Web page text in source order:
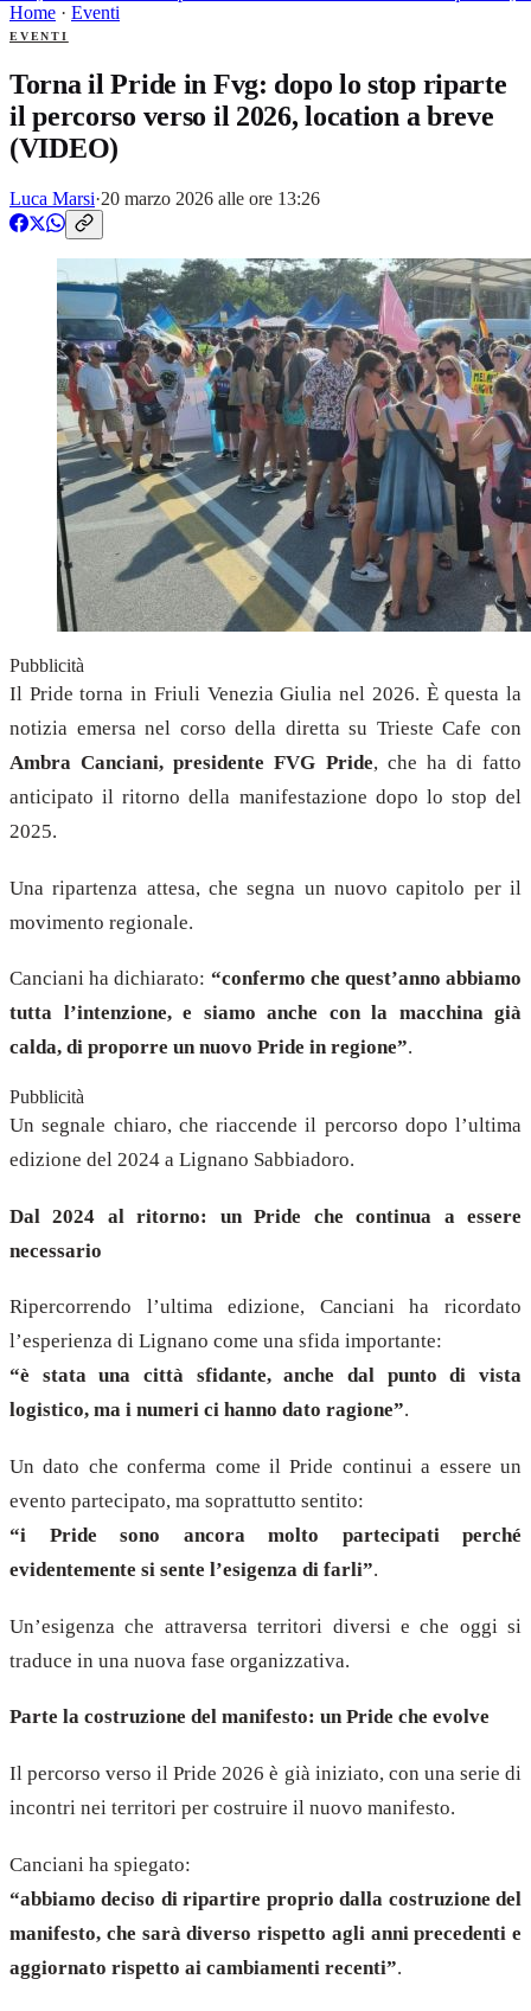
Home · Eventi
EVENTI
Torna il Pride in Fvg: dopo lo stop riparte
il percorso verso il 2026, location a breve
(VIDEO)
Luca Marsi·20 marzo 2026 alle ore 13:26
Pubblicità
Il Pride torna in Friuli Venezia Giulia nel 2026. È questa la
notizia emersa nel corso della diretta su Trieste Cafe con
Ambra Canciani, presidente FVG Pride, che ha di fatto
anticipato il ritorno della manifestazione dopo lo stop del
2025.
Una ripartenza attesa, che segna un nuovo capitolo per il
movimento regionale.
Canciani ha dichiarato: “confermo che quest’anno abbiamo
tutta l’intenzione, e siamo anche con la macchina già
calda, di proporre un nuovo Pride in regione”.
Pubblicità
Un segnale chiaro, che riaccende il percorso dopo l’ultima
edizione del 2024 a Lignano Sabbiadoro.
Dal 2024 al ritorno: un Pride che continua a essere
necessario
Ripercorrendo l’ultima edizione, Canciani ha ricordato
l’esperienza di Lignano come una sfida importante:
“è stata una città sfidante, anche dal punto di vista
logistico, ma i numeri ci hanno dato ragione”.
Un dato che conferma come il Pride continui a essere un
evento partecipato, ma soprattutto sentito:
“i Pride sono ancora molto partecipati perché
evidentemente si sente l’esigenza di farli”.
Un’esigenza che attraversa territori diversi e che oggi si
traduce in una nuova fase organizzativa.
Parte la costruzione del manifesto: un Pride che evolve
Il percorso verso il Pride 2026 è già iniziato, con una serie di
incontri nei territori per costruire il nuovo manifesto.
Canciani ha spiegato:
“abbiamo deciso di ripartire proprio dalla costruzione del
manifesto, che sarà diverso rispetto agli anni precedenti e
aggiornato rispetto ai cambiamenti recenti”.